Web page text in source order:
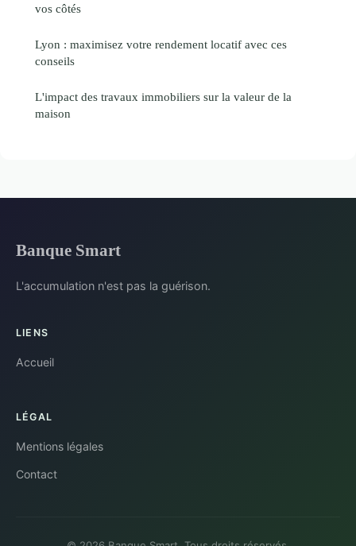
vos côtés
Lyon : maximisez votre rendement locatif avec ces
conseils
L'impact des travaux immobiliers sur la valeur de la
maison
Banque Smart
L'accumulation n'est pas la guérison.
LIENS
Accueil
LÉGAL
Mentions légales
Contact